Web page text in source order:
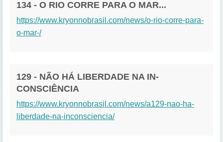
134 - O RIO CORRE PARA O MAR...
https://www.kryonnobrasil.com/news/o-rio-corre-para-
o-mar-/
129 - NÃO HÁ LIBERDADE NA IN-
CONSCIÊNCIA
https://www.kryonnobrasil.com/news/a129-nao-ha-
liberdade-na-inconsciencia/